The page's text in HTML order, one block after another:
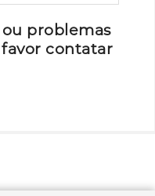
problemas
favor contatar